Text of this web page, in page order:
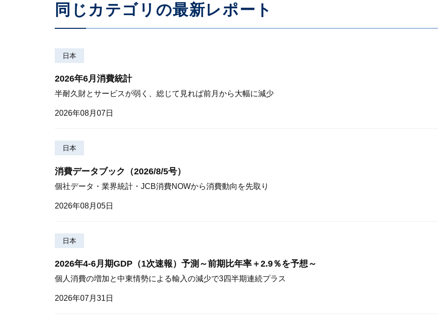
同じカテゴリの最新レポート
日本
2026年6月消費統計
半耐久財とサービスが弱く、総じて見れば前月から大幅に減少
2026年08月07日
日本
消費データブック（2026/8/5号）
個社データ・業界統計・JCB消費NOWから消費動向を先取り
2026年08月05日
日本
2026年4-6月期GDP（1次速報）予測～前期比年率＋2.9％を予想～
個人消費の増加と中東情勢による輸入の減少で3四半期連続プラス
2026年07月31日